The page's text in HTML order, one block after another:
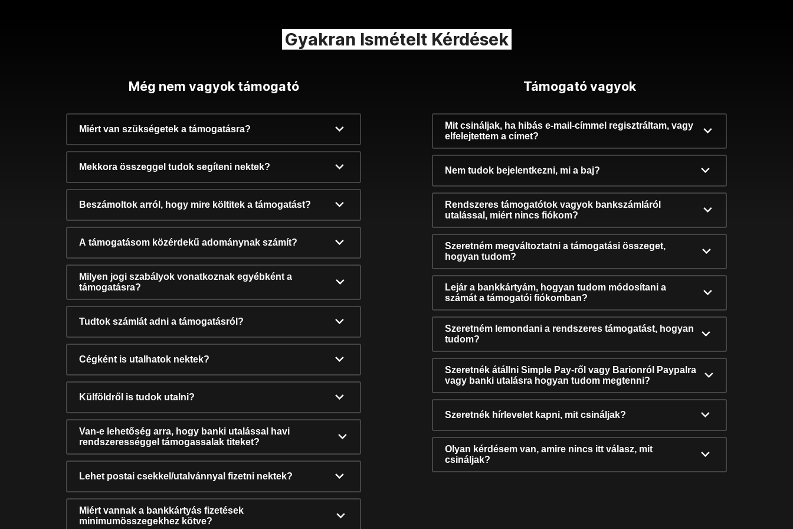
Gyakran Ismételt Kérdések
Még nem vagyok támogató
Miért van szükségetek a támogatásra?
Mekkora összeggel tudok segíteni nektek?
Beszámoltok arról, hogy mire költitek a támogatást?
A támogatásom közérdekű adománynak számít?
Milyen jogi szabályok vonatkoznak egyébként a
támogatásra?
Tudtok számlát adni a támogatásról?
Cégként is utalhatok nektek?
Külföldről is tudok utalni?
Van-e lehetőség arra, hogy banki utalással havi
rendszerességgel támogassalak titeket?
Lehet postai csekkel/utalvánnyal fizetni nektek?
Miért vannak a bankkártyás fizetések
minimumösszegekhez kötve?
Támogató vagyok
Mit csináljak, ha hibás e-mail-címmel regisztráltam, vagy
elfelejtettem a címet?
Nem tudok bejelentkezni, mi a baj?
Rendszeres támogatótok vagyok bankszámláról
utalással, miért nincs fiókom?
Szeretném megváltoztatni a támogatási összeget,
hogyan tudom?
Lejár a bankkártyám, hogyan tudom módosítani a
számát a támogatói fiókomban?
Szeretném lemondani a rendszeres támogatást, hogyan
tudom?
Szeretnék átállni Simple Pay-ről vagy Barionról Paypalra
vagy banki utalásra hogyan tudom megtenni?
Szeretnék hírlevelet kapni, mit csináljak?
Olyan kérdésem van, amire nincs itt válasz, mit
csináljak?